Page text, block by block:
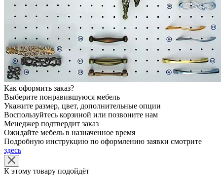
Как оформить заказ?
Выберите понравившуюся мебель
Укажите размер, цвет, дополнительные опции
Воспользуйтесь корзиной или позвоните нам
Менеджер подтвердит заказ
Ожидайте мебель в назначенное время
Подробную инструкцию по оформлению заявки смотрите
здесь
К этому товару подойдёт